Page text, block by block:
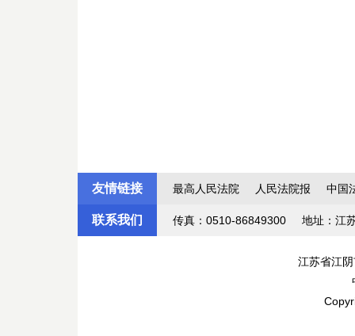
友情链接 最高人民法院 人民法院报 中国
联系我们 传真：0510-86849300 地址：江
江苏省江